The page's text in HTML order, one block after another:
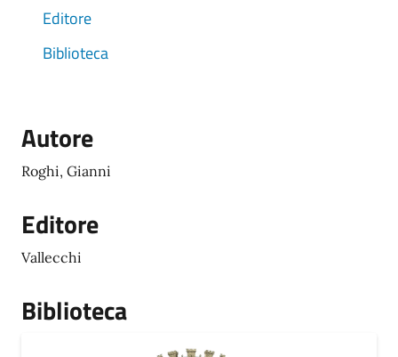
Editore
Biblioteca
Autore
Roghi, Gianni
Editore
Vallecchi
Biblioteca